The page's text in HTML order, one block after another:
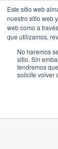
Este sitio web
nuestro sitio web
web como a
que utilizamos,
No haremos
sitio. Sin
tendremos
solicite volver